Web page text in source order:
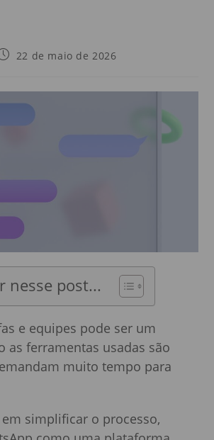
22 de maio de 2026
nesse post...
e equipes pode ser um
as ferramentas usadas são
muito tempo para
simplificar o processo,